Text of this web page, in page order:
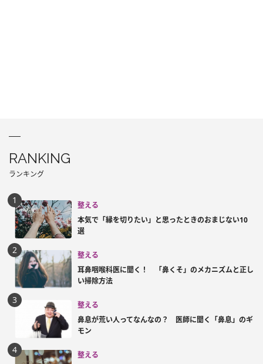
RANKING
ランキング
整える
本気で「縁を切りたい」と思ったときのおまじない10
選
整える
耳鼻咽喉科医に聞く！ 「鼻くそ」のメカニズムと正し
い掃除方法
整える
鼻息が荒い人ってなんなの？ 医師に聞く「鼻息」のギ
モン
整える